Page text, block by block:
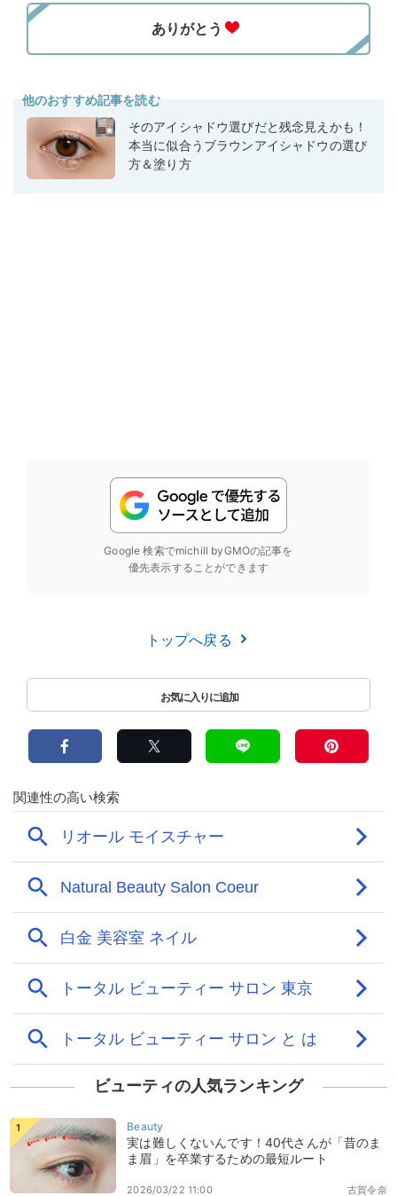
他のおすすめ記事を読む
そのアイシャドウ選びだと残念見えかも！
本当に似合うブラウンアイシャドウの選び
方＆塗り方
Google 検索でmichill byGMOの記事を
優先表示することができます
トップへ戻る
ビューティの人気ランキング
実は難しくないんです！40代さんが「昔のま
ま眉」を卒業するための最短ルート
古賀令奈
2026/03/22 11:00